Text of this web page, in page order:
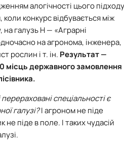
алогічності цього підходу
конкурс відбувається між
нагалузь Н — «Аграрні
на агронома, інженера,
рослин і т. ін. Результат —
місць державного замовлення
спеціальності є
галузі?І агроном не піде
не піде в поле. І таких чудасій